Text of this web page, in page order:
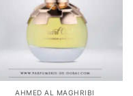
AHMED AL MAGHRIBI